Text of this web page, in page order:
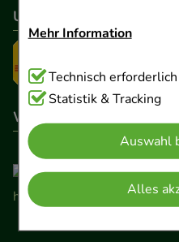
Mehr Information
Technisch Notwendig:
Cookies, die für die
Website notwendig sind
Warenkorb,
verzichtet werden kann.
Komfort:Diese Cookies
Einkaufserlebnis noch
Technisch erforderlich
Statistik & Tracking
Auswahl
Alles
Unser
Wir sind hier gelistet